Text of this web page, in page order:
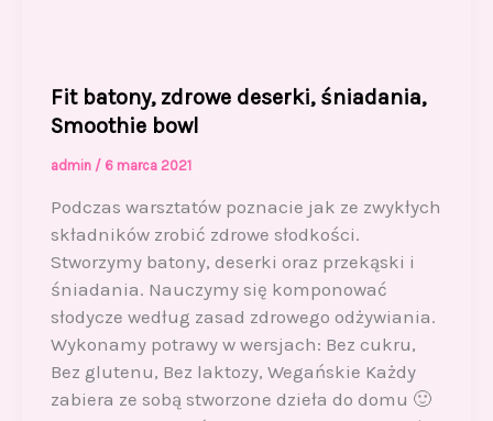
Fit batony, zdrowe deserki, śniadania,
Smoothie bowl
admin / 6 marca 2021
Podczas warsztatów poznacie jak ze zwykłych
składników zrobić zdrowe słodkości.
Stworzymy batony, deserki oraz przekąski i
śniadania. Nauczymy się komponować
słodycze według zasad zdrowego odżywiania.
Wykonamy potrawy w wersjach: Bez cukru,
Bez glutenu, Bez laktozy, Wegańskie Każdy
zabiera ze sobą stworzone dzieła do domu 🙂